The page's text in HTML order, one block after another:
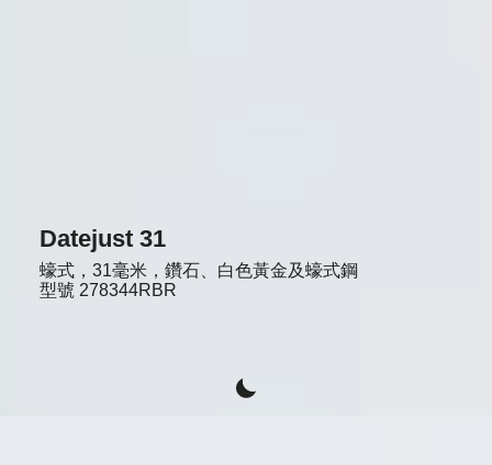
Datejust 31
蠔式，31毫米，鑽石、白色黃金及蠔式鋼
型號 278344RBR